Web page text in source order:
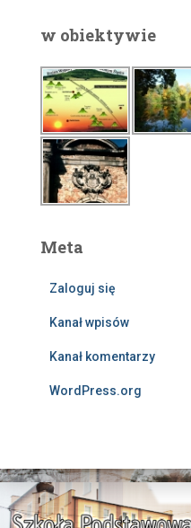
w obiektywie
Meta
Zaloguj się
Kanał wpisów
Kanał komentarzy
WordPress.org